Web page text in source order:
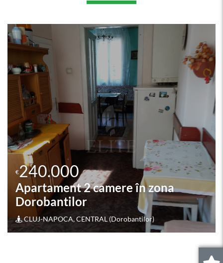
€240.000
Apartament 3 camere în zona
NICOLAE TITULESCU
Cluj-Napoca, GHEORGHENI (NICOLAE TITULESCU)